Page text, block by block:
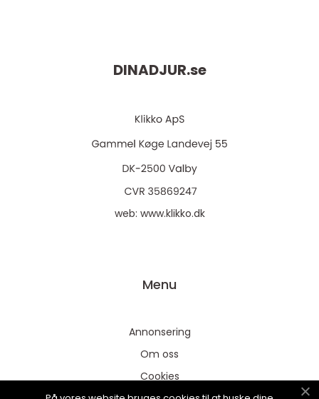
DINADJUR.se
web: www.klikko.dk
Menu
Annonsering
Om oss
Cookies